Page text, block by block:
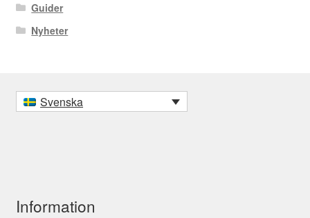
Guider
Nyheter
Svenska
Information